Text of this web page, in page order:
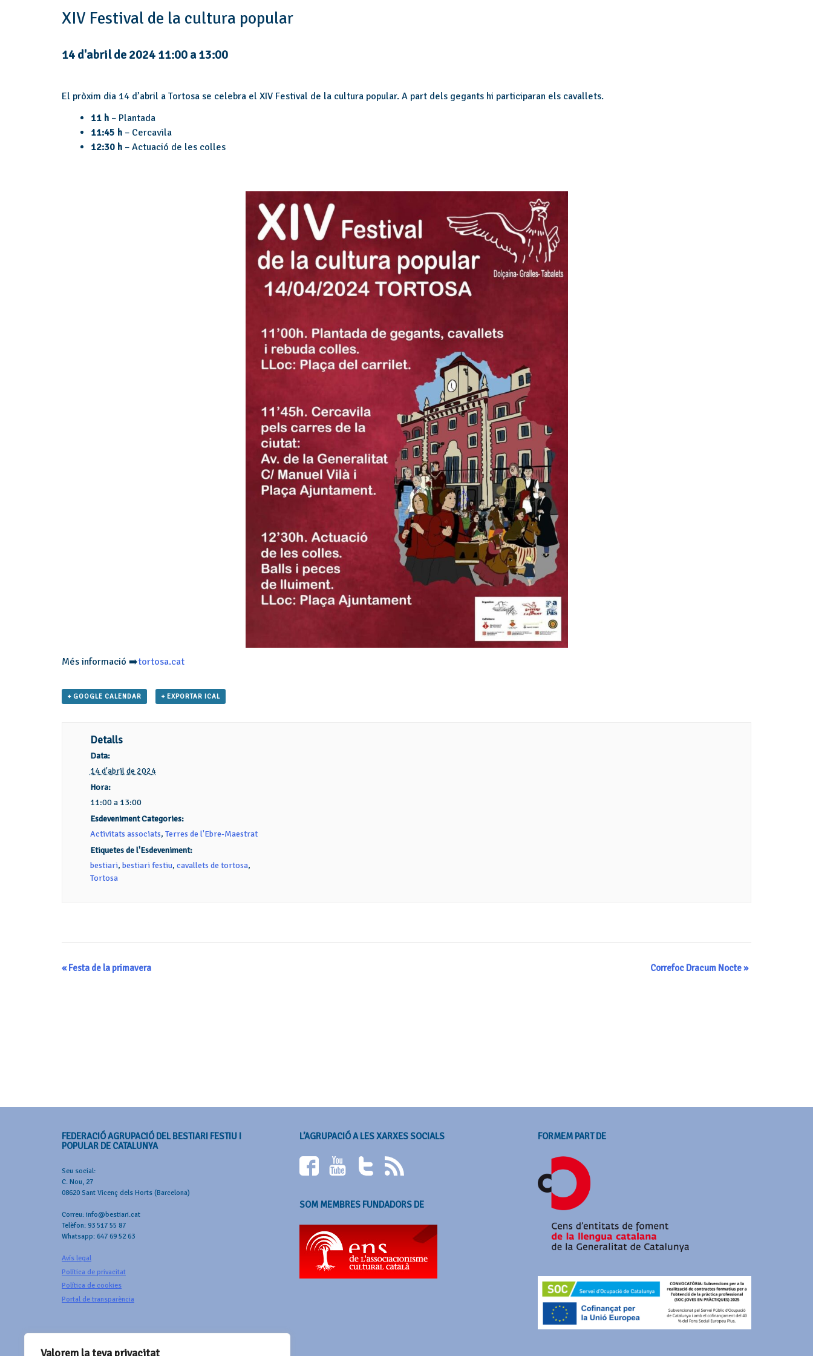
Valorem la teva privacitat
XIV Festival de la cultura popular
14 d'abril de 2024 11:00 a13:00
El pròxim dia 14 d’abril a Tortosa se celebra el XIV Festival de la cultura popular. A part dels gegants hi participaran els cavallets.
11 h – Plantada
11:45 h – Cercavila
12:30 h – Actuació de les colles
Més informació ➡️tortosa.cat
+ GOOGLE CALENDAR + EXPORTAR ICAL
Detalls
Data:
14 d'abril de 2024
Hora:
11:00 a 13:00
Esdeveniment Categories:
Activitats associats, Terres de l'Ebre-Maestrat
Etiquetes de l'Esdeveniment:
bestiari, bestiari festiu, cavallets de tortosa,
Tortosa
Navegació
«Festa de la primavera Correfoc Dracum Nocte»
FEDERACIÓ AGRUPACIÓ DEL BESTIARI FESTIU I
POPULAR DE CATALUNYA
Seu social:
C. Nou, 27
08620 Sant Vicenç dels Horts (Barcelona)
Correu: info@bestiari.cat
Telèfon: 93 517 55 87
Whatsapp: 647 69 52 63
Avís legal
Política de privacitat
Política de cookies
Portal de transparència
L’AGRUPACIÓ A LES XARXES SOCIALS
SOM MEMBRES FUNDADORS DE
FORMEM PART DE